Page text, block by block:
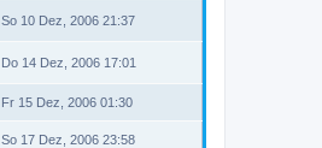
So 10 Dez, 2006 21:37
Do 14 Dez, 2006 17:01
Fr 15 Dez, 2006 01:30
So 17 Dez, 2006 23:58